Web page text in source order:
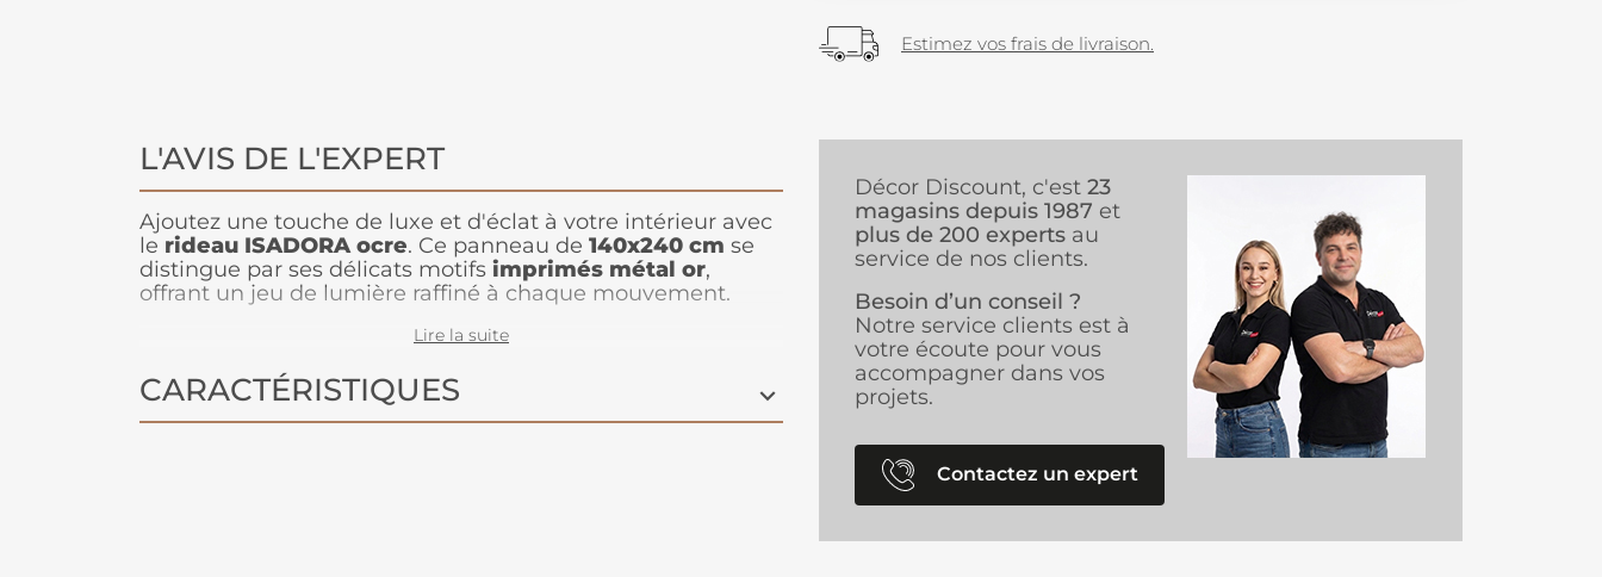
Estimez vos frais de livraison.
L'AVIS DE L'EXPERT
Ajoutez une touche de luxe et d'éclat à votre intérieur avec
le rideau ISADORA ocre. Ce panneau de 140x240 cm se
distingue par ses délicats motifs imprimés métal or,
offrant un jeu de lumière raffiné à chaque mouvement.
il marie parfaitement la chaleur de l'ocre et la brillance de
Lire la suite
CARACTÉRISTIQUES
Décor Discount, c'est 23
magasins depuis 1987 et
plus de 200 experts au
service de nos clients.
Besoin d’un conseil ?
Notre service clients est à
votre écoute pour vous
accompagner dans vos
projets.
Contactez un expert